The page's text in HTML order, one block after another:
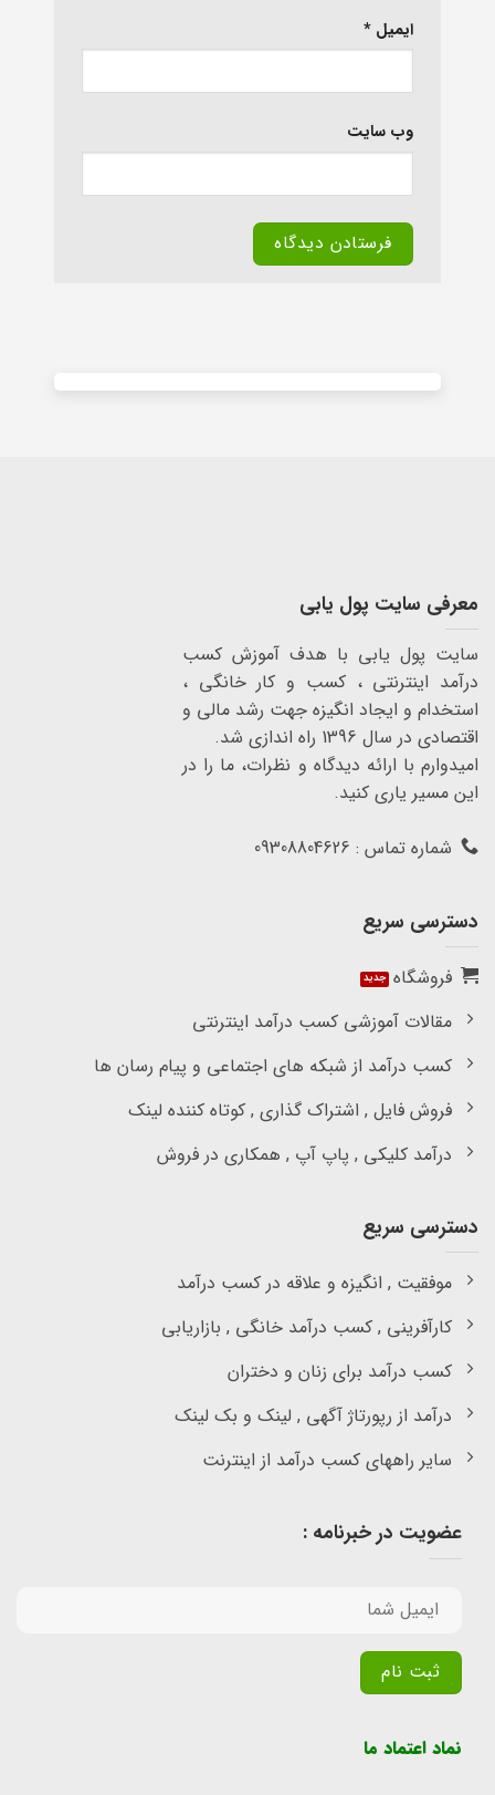
ایمیل *
وب‌ سایت
معرفی سایت پول یابی
سایت پول یابی با هدف آموزش کسب
درآمد اینترنتی ، کسب و کار خانگی ،
استخدام و ایجاد انگیزه جهت رشد مالی و
اقتصادی در سال 1396 راه اندازی شد.
امیدوارم با ارائه دیدگاه و نظرات، ما را در
این مسیر یاری کنید.
شماره تماس : 09308804626
دسترسی سریع
فروشگاه
مقالات آموزشی کسب درآمد اینترنتی
کسب درآمد از شبکه های اجتماعی و پیام رسان ها
فروش فایل , اشتراک گذاری , کوتاه کننده لینک
درآمد کلیکی , پاپ آپ , همکاری در فروش
دسترسی سریع
موفقیت , انگیزه و علاقه در کسب درآمد
کارآفرینی , کسب درآمد خانگی , بازاریابی
کسب درآمد برای زنان و دختران
درآمد از رپورتاژ آگهی , لینک و بک لینک
سایر راههای کسب درآمد از اینترنت
عضویت در خبرنامه :
نماد اعتماد ما